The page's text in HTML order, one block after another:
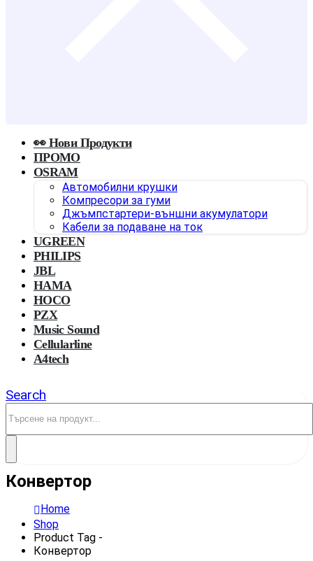
👀 Нови Продукти
ПРОМО
OSRAM
Автомобилни крушки
Компресори за гуми
Джъмпстартери-външни акумулатори
Кабели за подаване на ток
UGREEN
PHILIPS
JBL
HAMA
HOCO
PZX
Music Sound
Cellularline
A4tech
Search
Конвертор
Home
Shop
Product Tag -
Конвертор